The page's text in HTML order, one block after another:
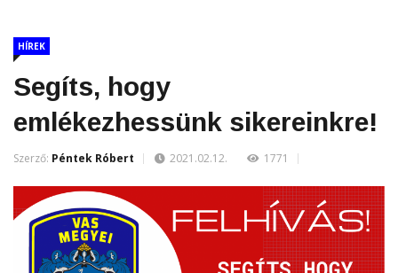
HÍREK
Segíts, hogy
emlékezhessünk sikereinkre!
Szerző: Péntek Róbert 2021.02.12. 1771